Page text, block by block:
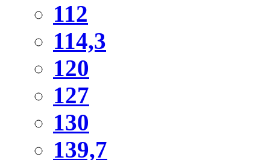
112
114,3
120
127
130
139,7